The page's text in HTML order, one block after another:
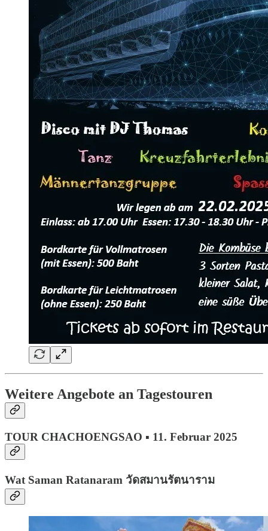
Weitere Angebote an Tagestouren
TOUR CHACHOENGSAO ▪ 11. Februar 2025
Wat Saman Ratanaram วัดสมานรัตนาราม